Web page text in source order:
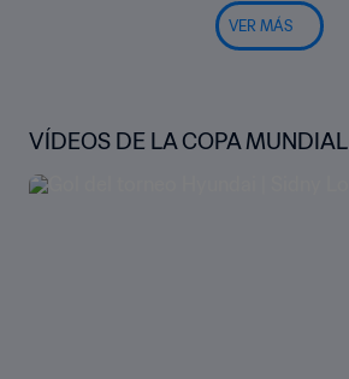
VER MÁS
VÍDEOS DE LA COPA MUNDIAL